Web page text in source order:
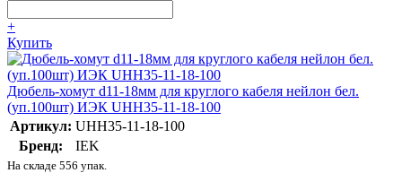
+
Купить
Дюбель-хомут d11-18мм для круглого кабеля нейлон бел.
(уп.100шт) ИЭК UHH35-11-18-100
Артикул: UHH35-11-18-100
Бренд:
IEK
На складе 556 упак.